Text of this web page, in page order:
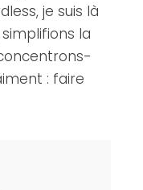
je suis là
la
: faire